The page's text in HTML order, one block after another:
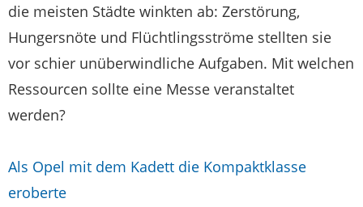
die meisten Städte winkten ab: Zerstörung,
Hungersnöte und Flüchtlingsströme stellten sie
vor schier unüberwindliche Aufgaben. Mit welchen
Ressourcen sollte eine Messe veranstaltet
werden?
Als Opel mit dem Kadett die Kompaktklasse
eroberte